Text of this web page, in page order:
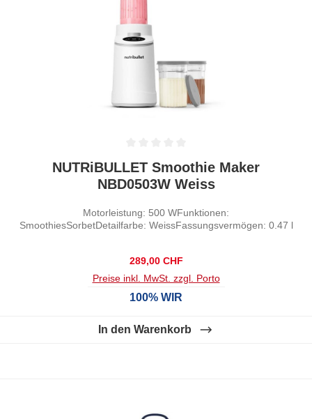
Durchschnittliche Bewertung von 0 von 5 Sternen
NUTRiBULLET Smoothie Maker
NBD0503W Weiss
Motorleistung: 500 WFunktionen:
SmoothiesSorbetDetailfarbe: WeissFassungsvermögen: 0.47 l
Regulärer Preis:
289,00 CHF
Preise inkl. MwSt. zzgl. Porto
100% WIR
In den Warenkorb